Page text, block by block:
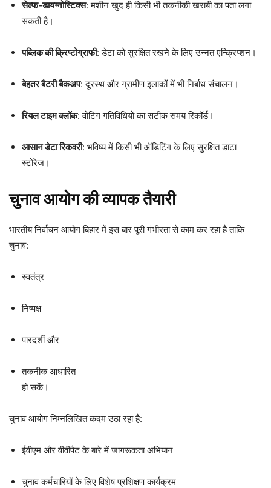
सेल्फ-डायग्नोस्टिक्स: मशीन खुद ही किसी भी तकनीकी खराबी का पता लगा
सकती है।
पब्लिक की क्रिप्टोग्राफी: डेटा को सुरक्षित रखने के लिए उन्नत एन्क्रिप्शन।
बेहतर बैटरी बैकअप: दूरस्थ और ग्रामीण इलाकों में भी निर्बाध संचालन।
रियल टाइम क्लॉक: वोटिंग गतिविधियों का सटीक समय रिकॉर्ड।
आसान डेटा रिकवरी: भविष्य में किसी भी ऑडिटिंग के लिए सुरक्षित डाटा
स्टोरेज।
चुनाव आयोग की व्यापक तैयारी
भारतीय निर्वाचन आयोग बिहार में इस बार पूरी गंभीरता से काम कर रहा है ताकि
चुनाव:
स्वतंत्र
निष्पक्ष
पारदर्शी और
तकनीक आधारित
हो सकें।
चुनाव आयोग निम्नलिखित कदम उठा रहा है:
ईवीएम और वीवीपैट के बारे में जागरूकता अभियान
चुनाव कर्मचारियों के लिए विशेष प्रशिक्षण कार्यक्रम